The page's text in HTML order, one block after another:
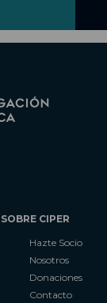
SOBRE CIPER
Hazte Socio
Nosotros
Donaciones
Contacto